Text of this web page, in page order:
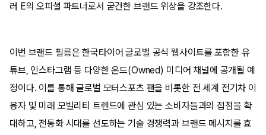
러 E의 오피셜 파트너로서 굳건한 브랜드 위상을 강조한다.
이번 브랜드 필름은 한국타이어 글로벌 공식 웹사이트를 포함한 유
튜브, 인스타그램 등 다양한 온드(Owned) 미디어 채널에 공개될 예
정이다. 이를 통해 글로벌 모터스포츠 팬을 비롯한 전 세계 전기차 이
용자 및 미래 모빌리티 트렌드에 관심 있는 소비자들과의 접점을 확
대하고, 전동화 시대를 선도하는 기술 경쟁력과 브랜드 메시지를 효